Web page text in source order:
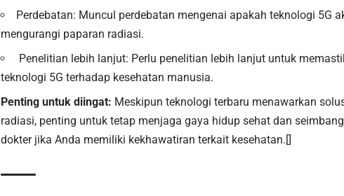
Perdebatan: Muncul perdebatan mengenai apakah teknologi 5G
mengurangi paparan radiasi.
Penelitian lebih lanjut: Perlu penelitian lebih lanjut untuk
teknologi 5G terhadap kesehatan manusia.
Penting untuk diingat: Meskipun teknologi terbaru menawarkan
radiasi, penting untuk tetap menjaga gaya hidup sehat dan
dokter jika Anda memiliki kekhawatiran terkait kesehatan.[]